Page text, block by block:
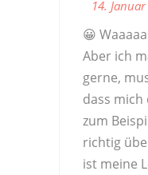
14.
😀
Aber ich
gerne,
dass mich
zum
richtig
ist meine